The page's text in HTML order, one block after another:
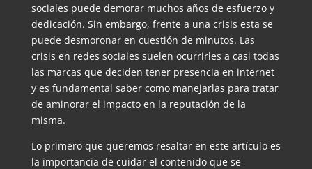
sociales puede demorar muchos años de esfuerzo y
dedicación. Sin embargo, frente a una crisis esta se
puede desmoronar en cuestión de minutos. Las
crisis en redes sociales suelen ocurrirles a casi todas
las marcas que deciden tener presencia en internet
y es fundamental saber como manejarlas para tratar
de aminorar el impacto en la reputación de la
misma.
Lo primero que queremos resaltar en este artículo es
la importancia de cuidar el contenido que se